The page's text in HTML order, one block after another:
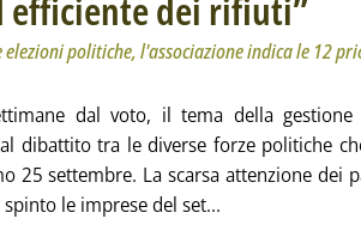
elezioni politiche, l'associazione indica le 12
dal voto, il tema della
dibattito tra le diverse forze politiche
25 settembre. La scarsa attenzione dei
le imprese del set...